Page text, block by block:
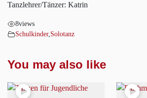
Tanzlehrer/Tänzer: Katrin
8views
Schulkinder, Solotanz
You may also like